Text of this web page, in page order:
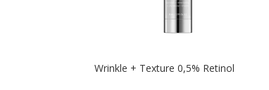
Wrinkle + Texture 0,5% Retinol